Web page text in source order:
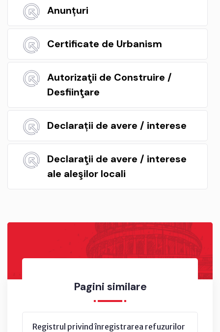
Pagini similare
Registrul privind înregistrarea refuzurilor
Anunțuri
Certificate de Urbanism
Autorizaţii de Construire /
Desfiinţare
Declarații de avere / interese
Declaraţii de avere / interese
ale aleşilor locali